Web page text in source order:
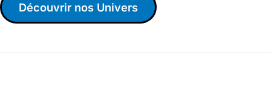
Découvrir nos Univers